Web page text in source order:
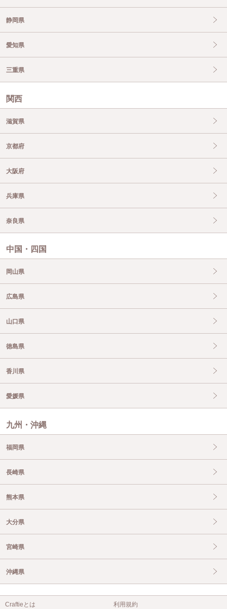
静岡県
愛知県
三重県
関西
滋賀県
京都府
大阪府
兵庫県
奈良県
中国・四国
岡山県
広島県
山口県
徳島県
香川県
愛媛県
九州・沖縄
福岡県
長崎県
熊本県
大分県
宮崎県
沖縄県
Craftieとは 利用規約